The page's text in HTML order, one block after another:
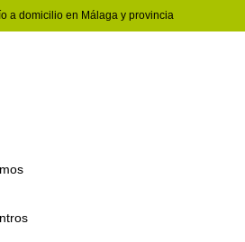
a domicilio en Málaga y provincia